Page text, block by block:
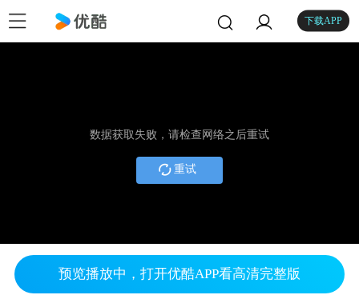
下载APP
数据获取失败，请检查网络之后重试
重试
预览播放中，打开优酷APP看高清完整版